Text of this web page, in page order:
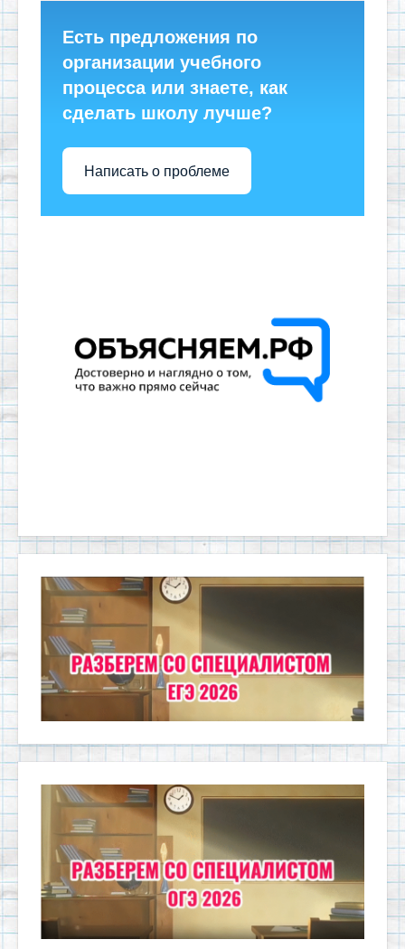
Есть предложения по
организации учебного
процесса или знаете, как
сделать школу лучше?
Написать о проблеме